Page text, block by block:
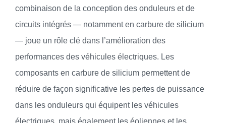
combinaison de la conception des onduleurs et de
circuits intégrés — notamment en carbure de silicium
— joue un rôle clé dans l’amélioration des
performances des véhicules électriques. Les
composants en carbure de silicium permettent de
réduire de façon significative les pertes de puissance
dans les onduleurs qui équipent les véhicules
électriques, mais également les éoliennes et les